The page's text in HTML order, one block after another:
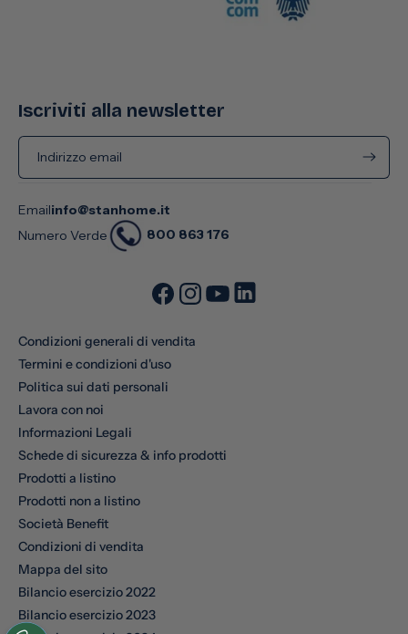
Iscriviti alla newsletter
Indirizzo email
Emailinfo@stanhome.it
Numero Verde
800 863 176
Condizioni generali di vendita
Termini e condizioni d'uso
Politica sui dati personali
Lavora con noi
Informazioni Legali
Schede di sicurezza & info prodotti
Prodotti a listino
Prodotti non a listino
Società Benefit
Condizioni di vendita
Mappa del sito
Bilancio esercizio 2022
Bilancio esercizio 2023